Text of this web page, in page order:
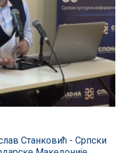
Станковић - Српски